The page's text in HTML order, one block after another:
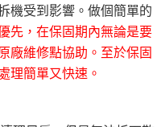
機受到影響。做個簡單的
先，在保固期內無論是要
廠維修點協助。至於保固
理簡單又快速。